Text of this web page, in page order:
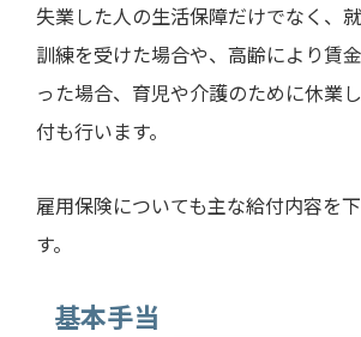
失業した人の生活保障だけでなく、
訓練を受けた場合や、高齢により賃
った場合、育児や介護のために休業
付も行います。
雇用保険についても主な給付内容を
す。
基本手当